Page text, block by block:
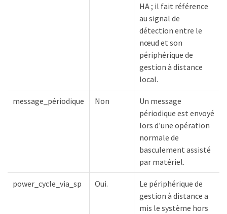
HA ; il fait référence
au signal de
détection entre le
nœud et son
périphérique de
gestion à distance
local.
message_périodique Non
Un message
périodique est envoyé
lors d'une opération
normale de
basculement assisté
par matériel.
power_cycle_via_sp Oui.
Le périphérique de
gestion à distance a
mis le système hors